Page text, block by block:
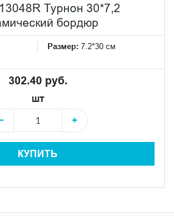
Турнон 30*7,2
бордюр
Размер: 7.2*30 см
302.40 руб.
шт
+
КУПИТЬ